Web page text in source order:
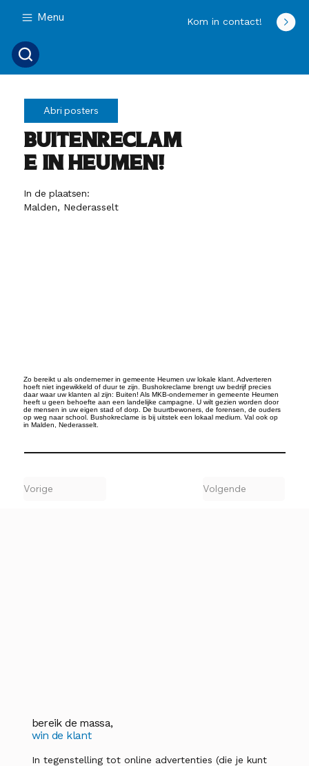
Menu Kom in contact!
Abri posters
Buitenreclam
e in Heumen!
In de plaatsen:
Malden, Nederasselt
Zo bereikt u als ondernemer in gemeente Heumen uw lokale klant. Adverteren
hoeft niet ingewikkeld of duur te zijn. Bushokreclame brengt uw bedrijf precies
daar waar uw klanten al zijn: Buiten! Als MKB-ondernemer in gemeente Heumen
heeft u geen behoefte aan een landelijke campagne. U wilt gezien worden door
de mensen in uw eigen stad of dorp. De buurtbewoners, de forensen, de ouders
op weg naar school. Bushokreclame is bij uitstek een lokaal medium. Val ook op
in Malden, Nederasselt.
Vorige Volgende
bereik de massa,
win de klant
In tegenstelling tot online advertenties (die je kunt